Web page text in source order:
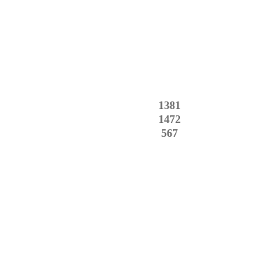
1381
1472
567